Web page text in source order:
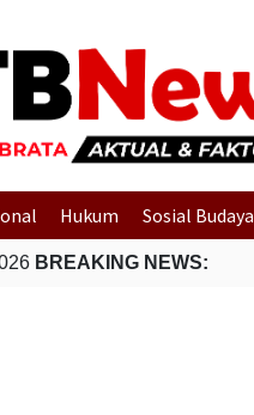
Hukum Sosial Budaya
BREAKING NEWS: